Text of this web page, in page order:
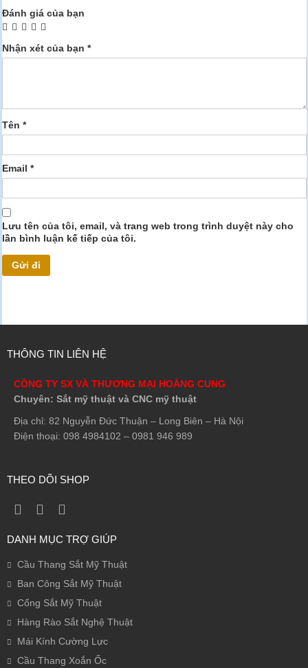
Đánh giá của bạn
Nhận xét của bạn *
Tên *
Email *
Lưu tên của tôi, email, và trang web trong trình duyệt này cho
lần bình luận kế tiếp của tôi.
THÔNG TIN LIÊN HỆ
CÔNG TY SX VÀ THƯƠNG MẠI HOÀNG CUNG
Chuyên: Sắt mỹ thuật và CNC mỹ thuật
Địa chỉ: 82 Nguyễn Đức Thuận – Long Biên – Hà Nội
Điện thoại: 098 4984102 – 0981 946 989
THEO DÕI SHOP
DANH MỤC TRỢ GIÚP
Cầu Thang Sắt Mỹ Thuật
Ban Công Sắt Mỹ Thuật
Cổng Sắt Mỹ Thuật
Hàng Rào Sắt Nghệ Thuật
Mái Kính Cường Lực
Cầu Thang Xoắn Ốc